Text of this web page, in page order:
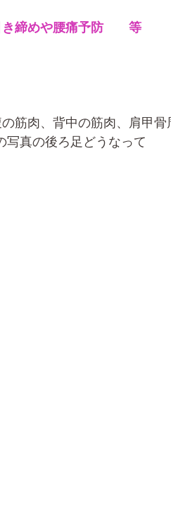
締めや腰痛予防　　等
筋肉、背中の筋肉、肩甲骨
写真の後ろ足どうなって